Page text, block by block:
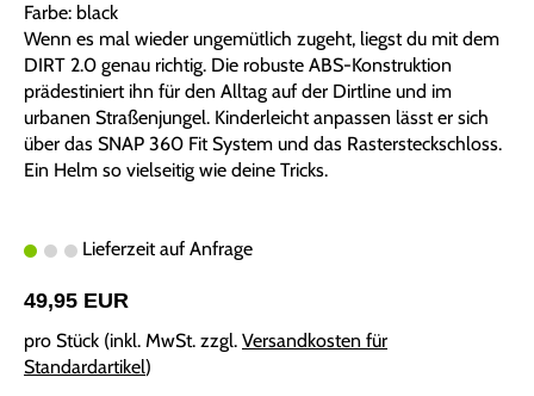
Farbe: black
Wenn es mal wieder ungemütlich zugeht, liegst du mit dem
DIRT 2.0 genau richtig. Die robuste ABS-Konstruktion
prädestiniert ihn für den Alltag auf der Dirtline und im
urbanen Straßenjungel. Kinderleicht anpassen lässt er sich
über das SNAP 360 Fit System und das Rastersteckschloss.
Ein Helm so vielseitig wie deine Tricks.
Lieferzeit auf Anfrage
49,95 EUR
pro Stück (inkl. MwSt. zzgl. Versandkosten für
Standardartikel)